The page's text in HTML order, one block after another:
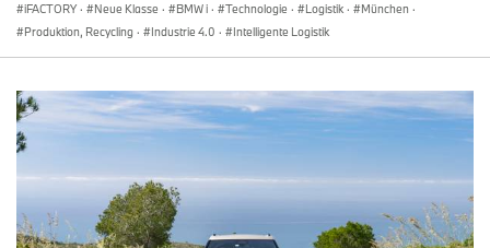
iFACTORY · Neue Klasse · BMW i · Technologie · Logistik · München ·
Produktion, Recycling · Industrie 4.0 · Intelligente Logistik